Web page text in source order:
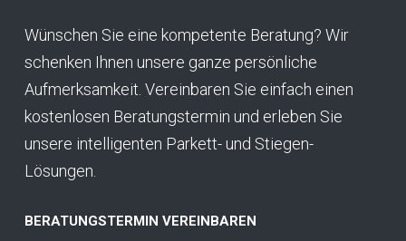
Wünschen Sie eine kompetente Beratung? Wir
schenken Ihnen unsere ganze persönliche
Aufmerksamkeit. Vereinbaren Sie einfach einen
kostenlosen Beratungstermin und erleben Sie
unsere intelligenten Parkett- und Stiegen-
Lösungen.
BERATUNGSTERMIN VEREINBAREN